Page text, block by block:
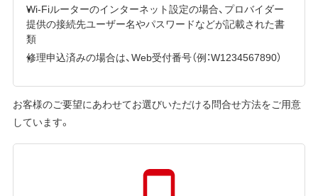
Wi-Fiルーターのインターネット設定の場合、プロバイダー
提供の接続先ユーザー名やパスワードなどが記載された書
類
修理申込済みの場合は、Web受付番号（例：W1234567890）
お客様のご要望にあわせてお選びいただける問合せ方法をご用意
しています。